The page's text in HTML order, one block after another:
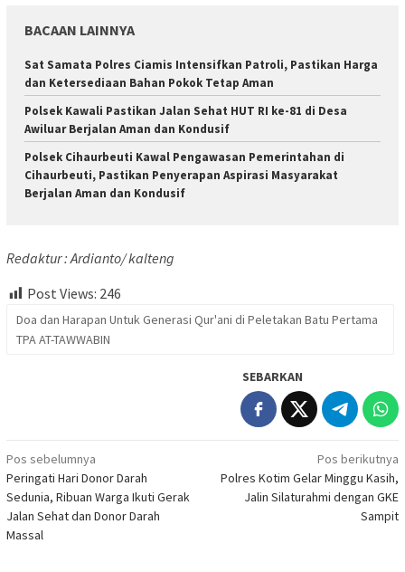
BACAAN LAINNYA
Sat Samata Polres Ciamis Intensifkan Patroli, Pastikan Harga
dan Ketersediaan Bahan Pokok Tetap Aman
Polsek Kawali Pastikan Jalan Sehat HUT RI ke-81 di Desa
Awiluar Berjalan Aman dan Kondusif
Polsek Cihaurbeuti Kawal Pengawasan Pemerintahan di
Cihaurbeuti, Pastikan Penyerapan Aspirasi Masyarakat
Berjalan Aman dan Kondusif
Redaktur : Ardianto/ kalteng
Post Views: 246
Doa dan Harapan Untuk Generasi Qur'ani di Peletakan Batu Pertama
TPA AT-TAWWABIN
SEBARKAN
Navigasi
pos
Pos sebelumnya
Peringati Hari Donor Darah
Sedunia, Ribuan Warga Ikuti Gerak
Jalan Sehat dan Donor Darah
Massal
Pos berikutnya
Polres Kotim Gelar Minggu Kasih,
Jalin Silaturahmi dengan GKE
Sampit